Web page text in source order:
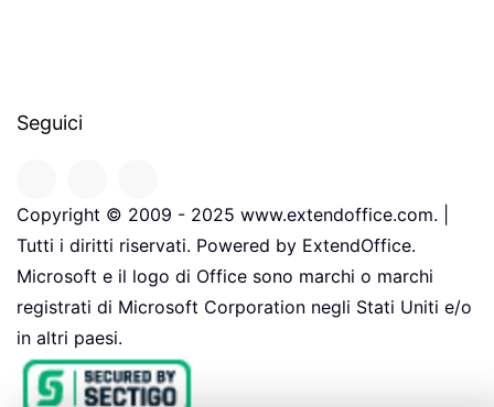
Seguici
Copyright © 2009 - 2025 www.extendoffice.com. |
Tutti i diritti riservati. Powered by ExtendOffice.
Microsoft e il logo di Office sono marchi o marchi
registrati di Microsoft Corporation negli Stati Uniti e/o
in altri paesi.